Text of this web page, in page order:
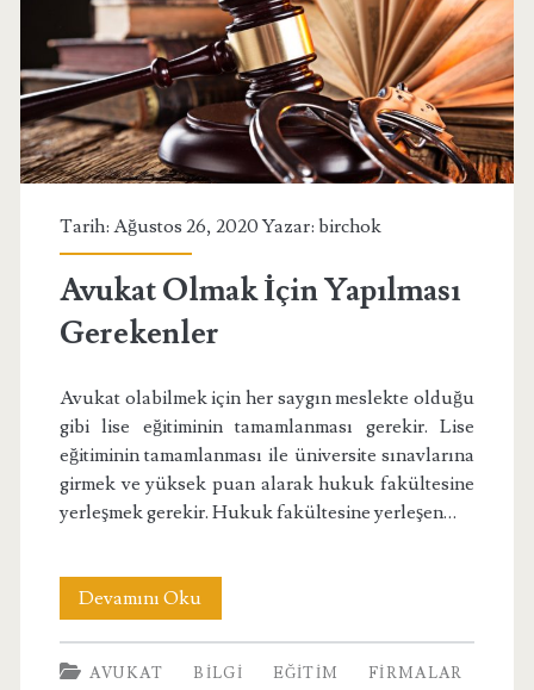
<span>Avukat
Olmak
İçin
Yapılması
Gerekenler</span>
Tarih: Ağustos 26, 2020 Yazar: birchok
Avukat Olmak İçin Yapılması
Gerekenler
Avukat olabilmek için her saygın meslekte olduğu
gibi lise eğitiminin tamamlanması gerekir. Lise
eğitiminin tamamlanması ile üniversite sınavlarına
girmek ve yüksek puan alarak hukuk fakültesine
yerleşmek gerekir. Hukuk fakültesine yerleşen…
Devamını OkuAvukat
Olmak
İçin
AVUKAT BILGI EĞITIM
FIRMALAR